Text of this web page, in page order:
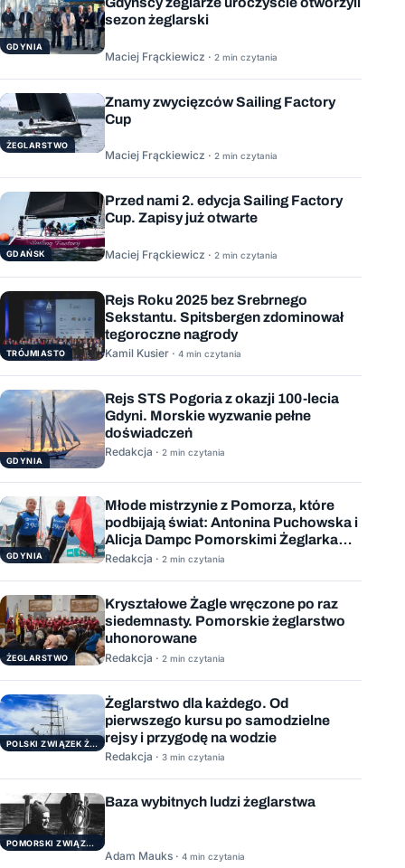
GDYNIA
sezon żeglarski
Maciej Frąckiewicz · 2 min czytania
ŻEGLARSTWO
Znamy zwycięzców Sailing Factory
Cup
Maciej Frąckiewicz · 2 min czytania
GDAŃSK
Przed nami 2. edycja Sailing Factory
Cup. Zapisy już otwarte
Maciej Frąckiewicz · 2 min czytania
TRÓJMIASTO
Rejs Roku 2025 bez Srebrnego
Sekstantu. Spitsbergen zdominował
tegoroczne nagrody
Kamil Kusier · 4 min czytania
GDYNIA
Rejs STS Pogoria z okazji 100-lecia
Gdyni. Morskie wyzwanie pełne
doświadczeń
Redakcja · 2 min czytania
GDYNIA
Młode mistrzynie z Pomorza, które
podbijają świat: Antonina Puchowska i
Alicja Dampc Pomorskimi Żeglarkami
Roku 2025
Redakcja · 2 min czytania
ŻEGLARSTWO
Kryształowe Żagle wręczone po raz
siedemnasty. Pomorskie żeglarstwo
uhonorowane
Redakcja · 2 min czytania
POLSKI ZWIĄZEK ŻEGLARSKI
Żeglarstwo dla każdego. Od
pierwszego kursu po samodzielne
rejsy i przygodę na wodzie
Redakcja · 3 min czytania
POMORSKI ZWIĄZEK ŻEGLARSKI
Baza wybitnych ludzi żeglarstwa
Adam Mauks · 4 min czytania